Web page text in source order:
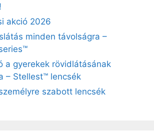
akció 2026
minden távolságra –
a gyerekek rövidlátásának
– Stellest™ lencsék
szabott lencsék